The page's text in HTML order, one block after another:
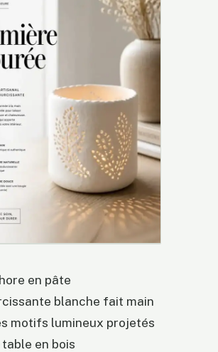
en pâte
blanche fait main
motifs lumineux projetés
en bois